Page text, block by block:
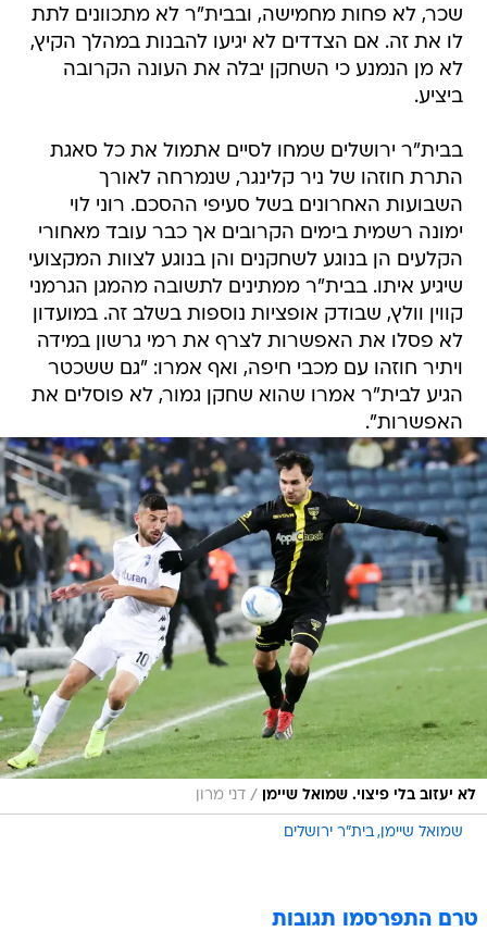
שכר, לא פחות מחמישה, ובבית"ר לא מתכוונים לתת
לו את זה. אם הצדדים לא יגיעו להבנות במהלך הקיץ,
לא מן הנמנע כי השחקן יבלה את העונה הקרובה
ביציע.
בבית"ר ירושלים שמחו לסיים אתמול את כל סאגת
התרת חוזהו של ניר קלינגר, שנמרחה לאורך
השבועות האחרונים בשל סעיפי ההסכם. רוני לוי
ימונה רשמית בימים הקרובים אך כבר עובד מאחורי
הקלעים הן בנוגע לשחקנים והן בנוגע לצוות המקצועי
שיגיע איתו. בבית"ר ממתינים לתשובה מהמגן הגרמני
קווין וולץ, שבודק אופציות נוספות בשלב זה. במועדון
לא פסלו את האפשרות לצרף את רמי גרשון במידה
ויתיר חוזהו עם מכבי חיפה, ואף אמרו: "גם ששכטר
הגיע לבית"ר אמרו שהוא שחקן גמור, לא פוסלים את
האפשרות".
לא יעזוב בלי פיצוי. שמואל שיימן / דני מרון
שמואל שיימן בית"ר ירושלים
טרם התפרסמו תגובות